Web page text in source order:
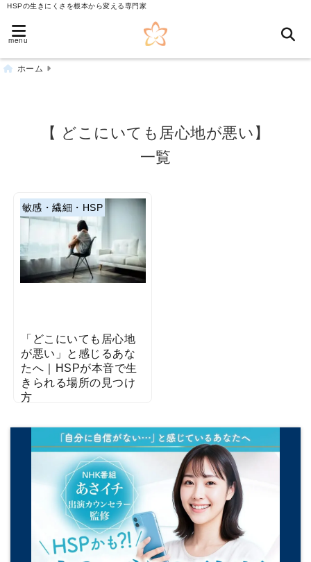
HSPの生きにくさを根本から変える専門家
menu
ホーム
【 どこにいても居心地が悪い】
一覧
敏感・繊細・HSP
「どこにいても居心地
が悪い」と感じるあな
たへ｜HSPが本音で生
きられる場所の見つけ
方